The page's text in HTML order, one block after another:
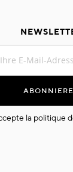
la politique